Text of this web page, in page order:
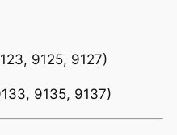
9125, 9127)
9135, 9137)